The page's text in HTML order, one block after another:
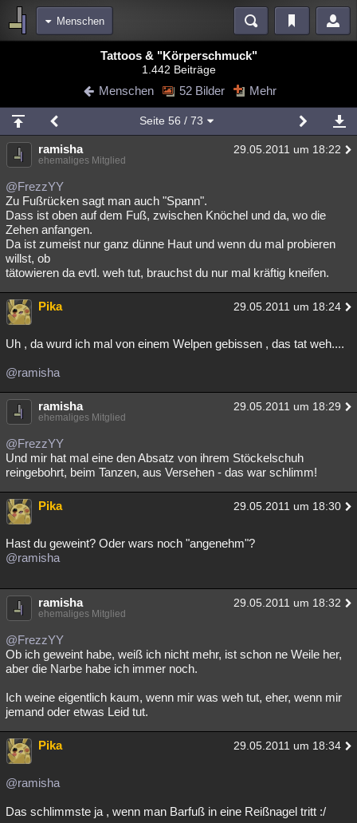
Menschen
Blogs Videos
Chat Wiki Neuigkeiten
meine Rubriken
Menschen Mystery Kriminalfälle
Spiritualität
Natur Umfragen Unterhaltung
weitere Rubriken
Philosophie
Astronomie Helpdesk Gruppen Gaming Filme
Musik
Übersichten
Besucht
Lesenswert
Tattoos & "Körperschmuck"
1.442 Beiträge
Menschen 52 Bilder Mehr
Seite 56 / 73
ramisha 29.05.2011 um 18:22
ehemaliges Mitglied
@FrezzYY
Zu Fußrücken sagt man auch "Spann".
Dass ist oben auf dem Fuß, zwischen Knöchel und da, wo die
Zehen anfangen.
Da ist zumeist nur ganz dünne Haut und wenn du mal probieren
willst, ob
tätowieren da evtl. weh tut, brauchst du nur mal kräftig kneifen.
Pika 29.05.2011 um 18:24
Uh , da wurd ich mal von einem Welpen gebissen , das tat weh....
@ramisha
ramisha 29.05.2011 um 18:29
ehemaliges Mitglied
@FrezzYY
Und mir hat mal eine den Absatz von ihrem Stöckelschuh
reingebohrt, beim Tanzen, aus Versehen - das war schlimm!
Pika 29.05.2011 um 18:30
Hast du geweint? Oder wars noch "angenehm"?
@ramisha
ramisha 29.05.2011 um 18:32
ehemaliges Mitglied
@FrezzYY
Ob ich geweint habe, weiß ich nicht mehr, ist schon ne Weile her,
aber die Narbe habe ich immer noch.
Ich weine eigentlich kaum, wenn mir was weh tut, eher, wenn mir
jemand oder etwas Leid tut.
Pika 29.05.2011 um 18:34
@ramisha
Das schlimmste ja , wenn man Barfuß in eine Reißnagel tritt :/